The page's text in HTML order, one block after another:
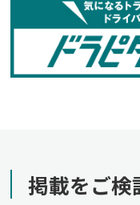
掲載をご検